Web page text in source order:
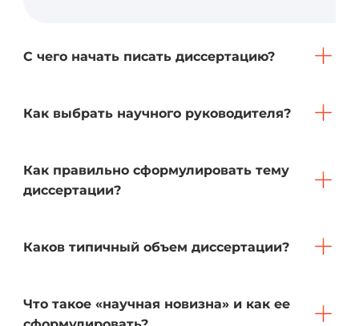
С чего начать писать диссертацию?
Как выбрать научного руководителя?
Как правильно сформулировать тему
диссертации?
Каков типичный объем диссертации?
Что такое «научная новизна» и как ее